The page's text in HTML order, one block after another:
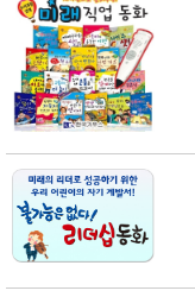
성장발
달교육
용품
션
어른내
의
유/아동
내의
가방/지
갑/케이
스
패션/잡
화
생
활
세탁세